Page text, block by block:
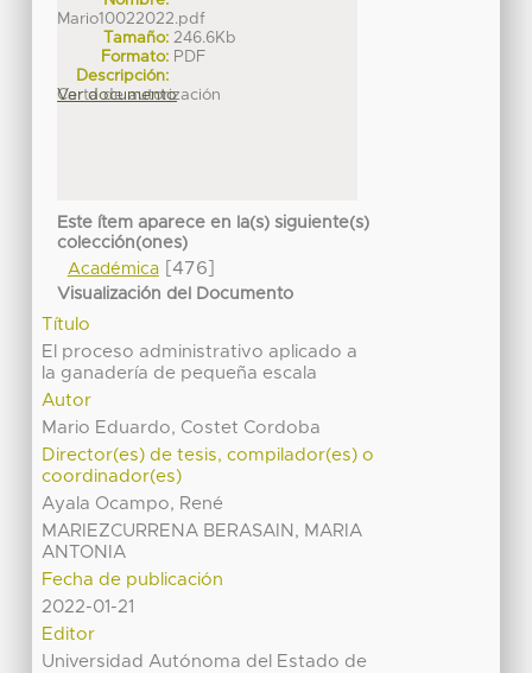
Mario10022022.pdf
Tamaño: 246.6Kb
Formato: PDF
Descripción:
Carta de autorización
Ver documento
Este ítem aparece en la(s) siguiente(s)
colección(ones)
Académica[476]
Visualización del Documento
Título
El proceso administrativo aplicado a
la ganadería de pequeña escala
Autor
Mario Eduardo, Costet Cordoba
Director(es) de tesis, compilador(es) o
coordinador(es)
Ayala Ocampo, René
MARIEZCURRENA BERASAIN, MARIA
ANTONIA
Fecha de publicación
2022-01-21
Editor
Universidad Autónoma del Estado de